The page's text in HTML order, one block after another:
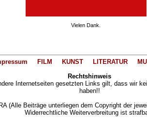
Vielen Dank.
FILM KUNST LITERATUR
Rechtshinweis
Internetseiten gesetzten Links gilt, dass wir
haben!!
(Alle Beiträge unterliegen dem Copyright der
Widerrechtliche Weiterverbreitung ist